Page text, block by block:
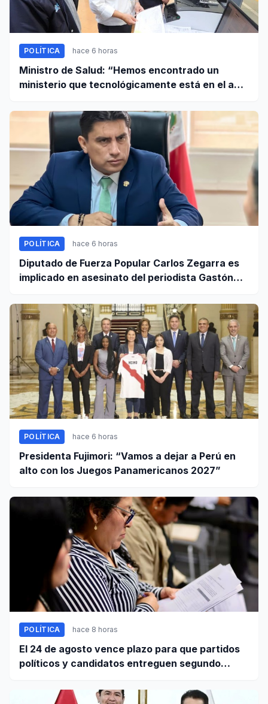
POLÍTICA hace 6 horas
Ministro de Salud: “Hemos encontrado un
ministerio que tecnológicamente está en el año
POLÍTICA hace 6 horas
Diputado de Fuerza Popular Carlos Zegarra es
implicado en asesinato del periodista Gastón
POLÍTICA hace 6 horas
Presidenta Fujimori: “Vamos a dejar a Perú en
alto con los Juegos Panamericanos 2027”
POLÍTICA hace 8 horas
El 24 de agosto vence plazo para que partidos
políticos y candidatos entreguen segundo